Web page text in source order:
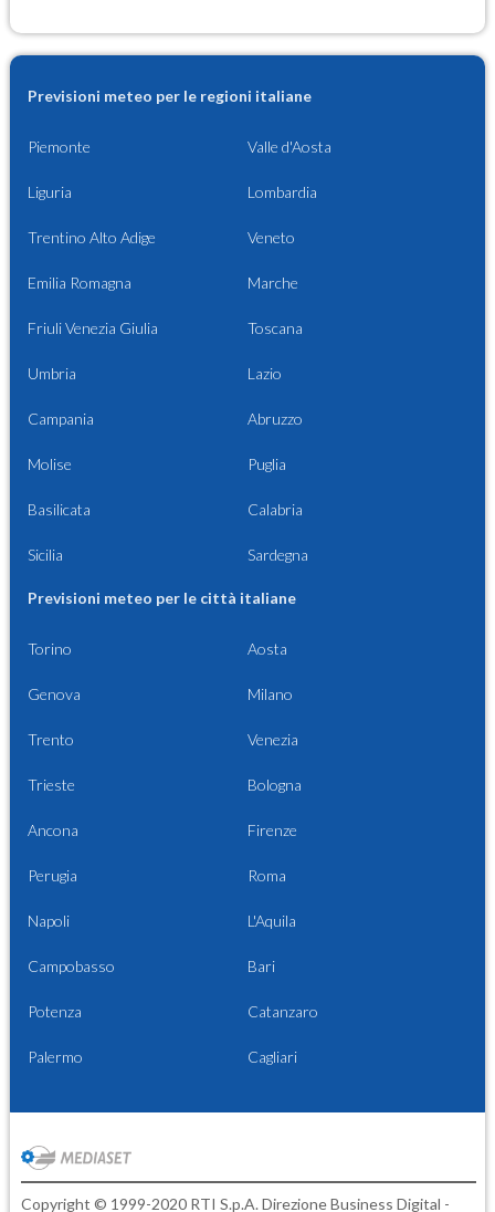
Previsioni meteo per le regioni italiane
Piemonte Valle d'Aosta
Liguria Lombardia
Trentino Alto Adige Veneto
Emilia Romagna Marche
Friuli Venezia Giulia Toscana
Umbria Lazio
Campania Abruzzo
Molise Puglia
Basilicata Calabria
Sicilia Sardegna
Previsioni meteo per le città italiane
Torino Aosta
Genova Milano
Trento Venezia
Trieste Bologna
Ancona Firenze
Perugia Roma
Napoli L'Aquila
Campobasso Bari
Potenza Catanzaro
Palermo Cagliari
Copyright © 1999-2020 RTI S.p.A. Direzione Business Digital -